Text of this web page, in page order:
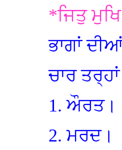
*ਜਿਤੁ
ਭਾਗਾਂ
ਚਾਰ
1. ਔਰਤ।
2. ਮਰਦ।